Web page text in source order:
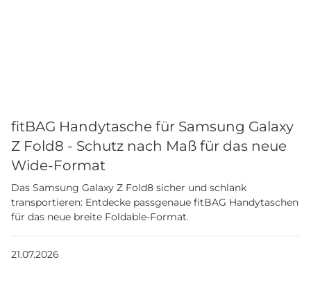
fitBAG Handytasche für Samsung Galaxy
Z Fold8 - Schutz nach Maß für das neue
Wide-Format
Das Samsung Galaxy Z Fold8 sicher und schlank
transportieren: Entdecke passgenaue fitBAG Handytaschen
für das neue breite Foldable-Format.
21.07.2026